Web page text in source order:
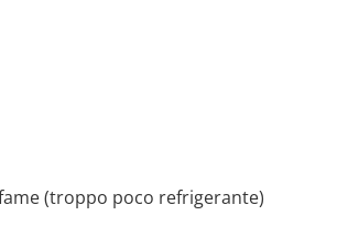
(troppo poco refrigerante)